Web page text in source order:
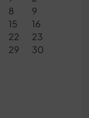
8
9
15
16
22
23
29
30